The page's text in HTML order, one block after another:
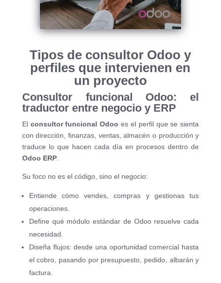
Tipos de consultor Odoo y
perfiles que intervienen en
un proyecto
Consultor funcional Odoo: el
traductor entre negocio y ERP
El consultor funcional Odoo es el perfil que se sienta
con dirección, finanzas, ventas, almacén o producción y
traduce lo que hacen cada día en procesos dentro de
Odoo ERP.
Su foco no es el código, sino el negocio:
Entiende cómo vendes, compras y gestionas tus
operaciones.
Define qué módulo estándar de Odoo resuelve cada
necesidad.
Diseña flujos: desde una oportunidad comercial hasta
el cobro, pasando por presupuesto, pedido, albarán y
factura.